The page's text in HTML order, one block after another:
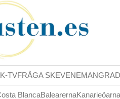
TVFRÅGA SKEVENEMANG
BlancaBalearerna